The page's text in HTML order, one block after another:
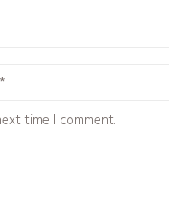
time I comment.